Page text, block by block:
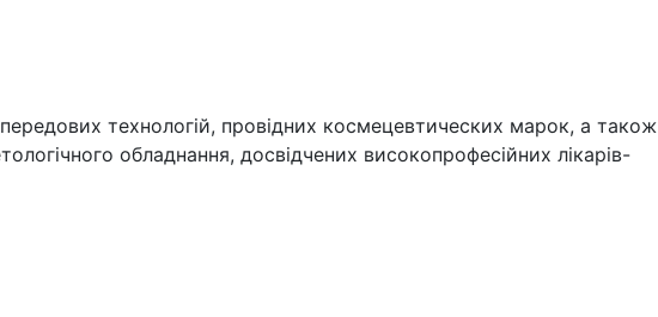
технологій, провідних космецевтических марок, а також
обладнання, досвідчених високопрофесійних лікарів-